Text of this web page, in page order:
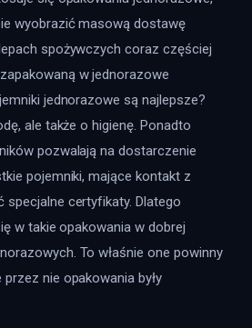
wyobrazić masową dostawę
spożywczych coraz częściej
w jednorazowe
jednorazowe są najlepsze?
ale także o higienę. Ponadto
pozwalają na dostarczenie
pojemniki, mające kontakt z
specjalne certyfikaty. Dlatego
w takie opakowania w dobrej
To właśnie one powinny
nie opakowania były